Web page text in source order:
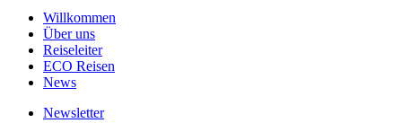
Willkommen
Über uns
Reiseleiter
ECO Reisen
News
Newsletter